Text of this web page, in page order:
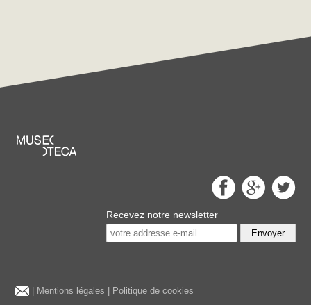
Recevez notre newsletter
Envoyer
Mentions légales Politique de cookies